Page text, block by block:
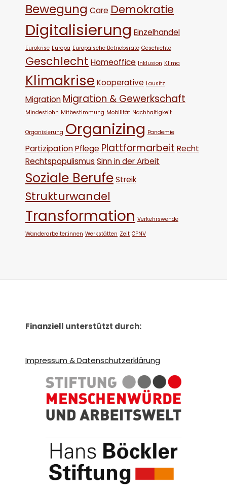
Bewegung Care Demokratie
Digitalisierung Einzelhandel
Eurokrise Europa Europäische Betriebsräte Geschichte
Geschlecht Homeoffice Inklusion Klima
Klimakrise Kooperative Lausitz
Migration Migration & Gewerkschaft
Mindestlohn Mitbestimmung Mobilität Nachhaltigkeit
Organisierung Organizing Pandemie
PartizipationPflege Plattformarbeit Recht
Rechtspopulismus Sinn in der Arbeit
Soziale BerufeStreik
Strukturwandel
Transformation Verkehrswende
Wanderarbeiter:innen Werkstätten Zeit ÖPNV
Finanziell unterstützt durch:
Impressum & Datenschutzerklärung